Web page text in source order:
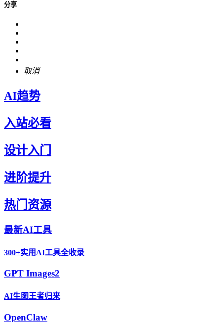
分享
取消
AI趋势
入站必看
设计入门
进阶提升
热门资源
最新AI工具
300+实用AI工具全收录
GPT Images2
AI生图王者归来
OpenClaw